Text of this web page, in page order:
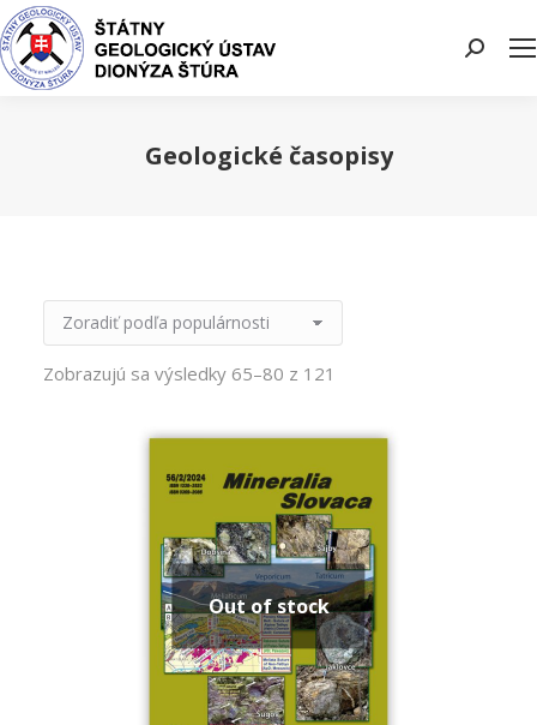
Search:
Geologické časopisy
Zobrazujú sa výsledky 65–80 z 121
Out of stock